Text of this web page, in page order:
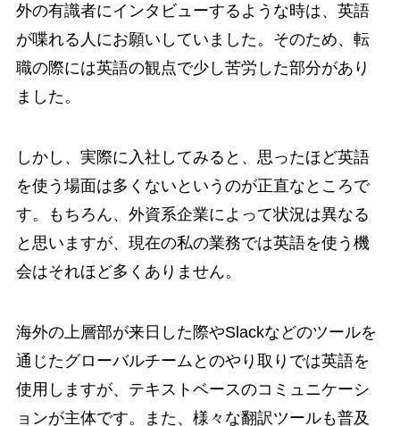
外の有識者にインタビューするような時は、英語
が喋れる人にお願いしていました。そのため、転
職の際には英語の観点で少し苦労した部分があり
ました。
しかし、実際に入社してみると、思ったほど英語
を使う場面は多くないというのが正直なところで
す。もちろん、外資系企業によって状況は異なる
と思いますが、現在の私の業務では英語を使う機
会はそれほど多くありません。
海外の上層部が来日した際やSlackなどのツールを
通じたグローバルチームとのやり取りでは英語を
使用しますが、テキストベースのコミュニケーシ
ョンが主体です。また、様々な翻訳ツールも普及